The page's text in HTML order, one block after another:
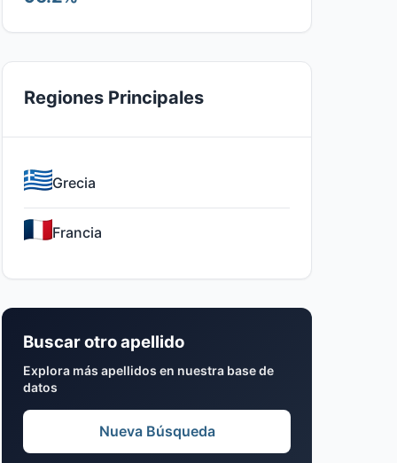
Regiones Principales
Grecia
Francia
Buscar otro apellido
Explora más apellidos en nuestra base de
datos
Nueva Búsqueda